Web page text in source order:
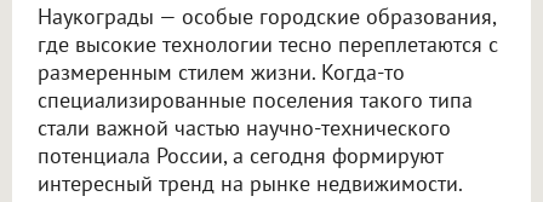
Наукограды — особые городские образования,
где высокие технологии тесно переплетаются с
размеренным стилем жизни. Когда-то
специализированные поселения такого типа
стали важной частью научно-технического
потенциала России, а сегодня формируют
интересный тренд на рынке недвижимости.